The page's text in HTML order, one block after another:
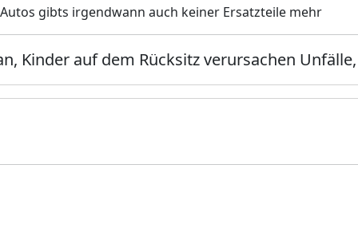
gibts irgendwann auch keiner Ersatzteile mehr
Kinder auf dem Rücksitz verursachen